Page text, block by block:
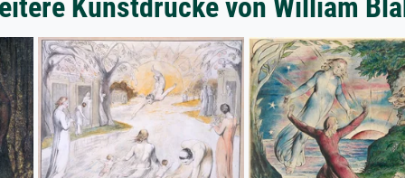
Kunstdrucke von William